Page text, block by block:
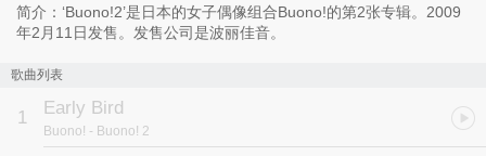
简介：‘Buono!2’是日本的女子偶像组合Buono!的第2张专辑。2009
年2月11日发售。发售公司是波丽佳音。
歌曲列表
1 Early Bird
Buono! - Buono! 2